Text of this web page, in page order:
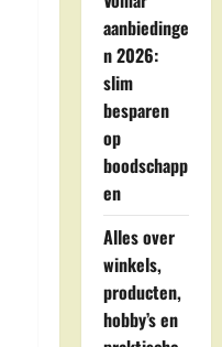
aanbiedinge
n 2026:
slim
besparen
op
boodschapp
en
Alles over
winkels,
producten,
hobby’s en